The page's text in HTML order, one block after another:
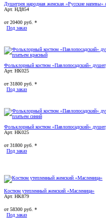
Душегрея народная женская «Русские напевы»
Арт. НД854
от20400 руб. *
Под заказ
Фольклорный костюм «Павлопосадский»
Арт. НК025
от31800 руб. *
Под заказ
Фольклорный костюм «Павлопосадский»
Арт. НК025
от31800 руб. *
Под заказ
Костюм утепленный женский «Масленица»
Арт. НК879
от58300 руб. *
Под заказ